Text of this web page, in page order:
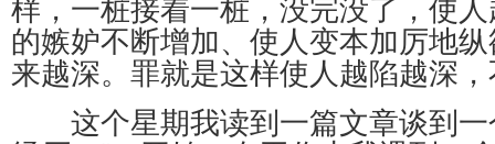
样，一桩接着一桩，没完没了，使
的嫉妒不断增加、使人变本加厉地
来越深。罪就是这样使人越陷越深
这个星期我读到一篇文章谈到一